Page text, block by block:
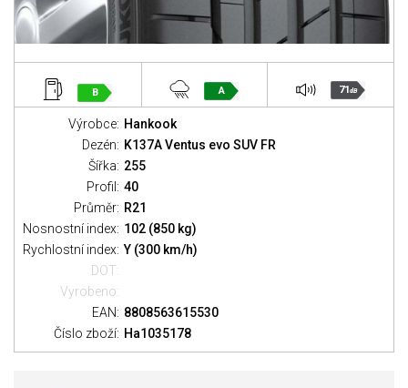
B A 71dB
Výrobce: Hankook
Dezén: K137A Ventus evo SUV FR
Šířka: 255
Profil: 40
Průměr: R21
Nosnostní index: 102 (850 kg)
Rychlostní index: Y (300 km/h)
DOT:
Vyrobeno:
EAN: 8808563615530
Číslo zboží: Ha1035178